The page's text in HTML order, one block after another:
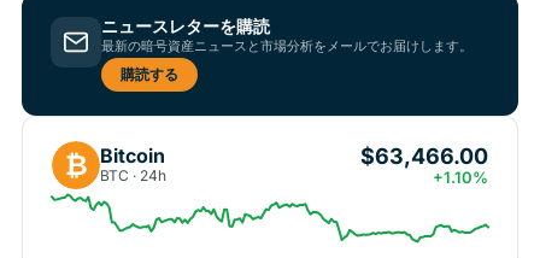
ニュースレターを購読
最新の暗号資産ニュースと市場分析をメールでお届けします。
購読する
₿ Bitcoin
BTC · 24h
$63,466.00
+1.10%